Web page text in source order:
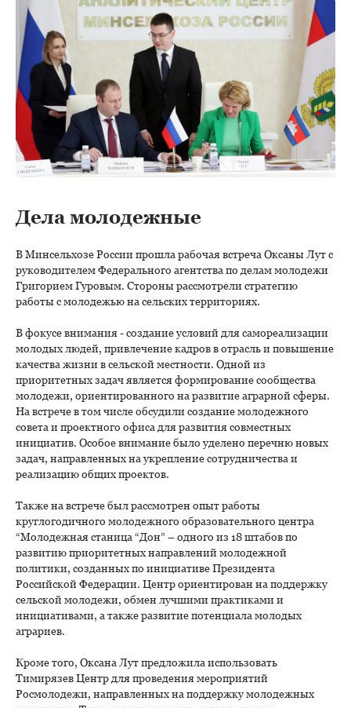
Дела молодежные
В Минсельхозе России прошла рабочая встреча Оксаны Лут с
руководителем Федерального агентства по делам молодежи
Григорием Гуровым. Стороны рассмотрели стратегию
работы с молодежью на сельских территориях.
В фокусе внимания - создание условий для самореализации
молодых людей, привлечение кадров в отрасль и повышение
качества жизни в сельской местности. Одной из
приоритетных задач является формирование сообщества
молодежи, ориентированного на развитие аграрной сферы.
На встрече в том числе обсудили создание молодежного
совета и проектного офиса для развития совместных
инициатив. Особое внимание было уделено перечню новых
задач, направленных на укрепление сотрудничества и
реализацию общих проектов.
Также на встрече был рассмотрен опыт работы
круглогодичного молодежного образовательного центра
“Молодежная станица “Дон” – одного из 18 штабов по
развитию приоритетных направлений молодежной
политики, созданных по инициативе Президента
Российской Федерации. Центр ориентирован на поддержку
сельской молодежи, обмен лучшими практиками и
инициативами, а также развитие потенциала молодых
аграриев.
Кроме того, Оксана Лут предложила использовать
Тимирязев Центр для проведения мероприятий
Росмолодежи, направленных на поддержку молодежных